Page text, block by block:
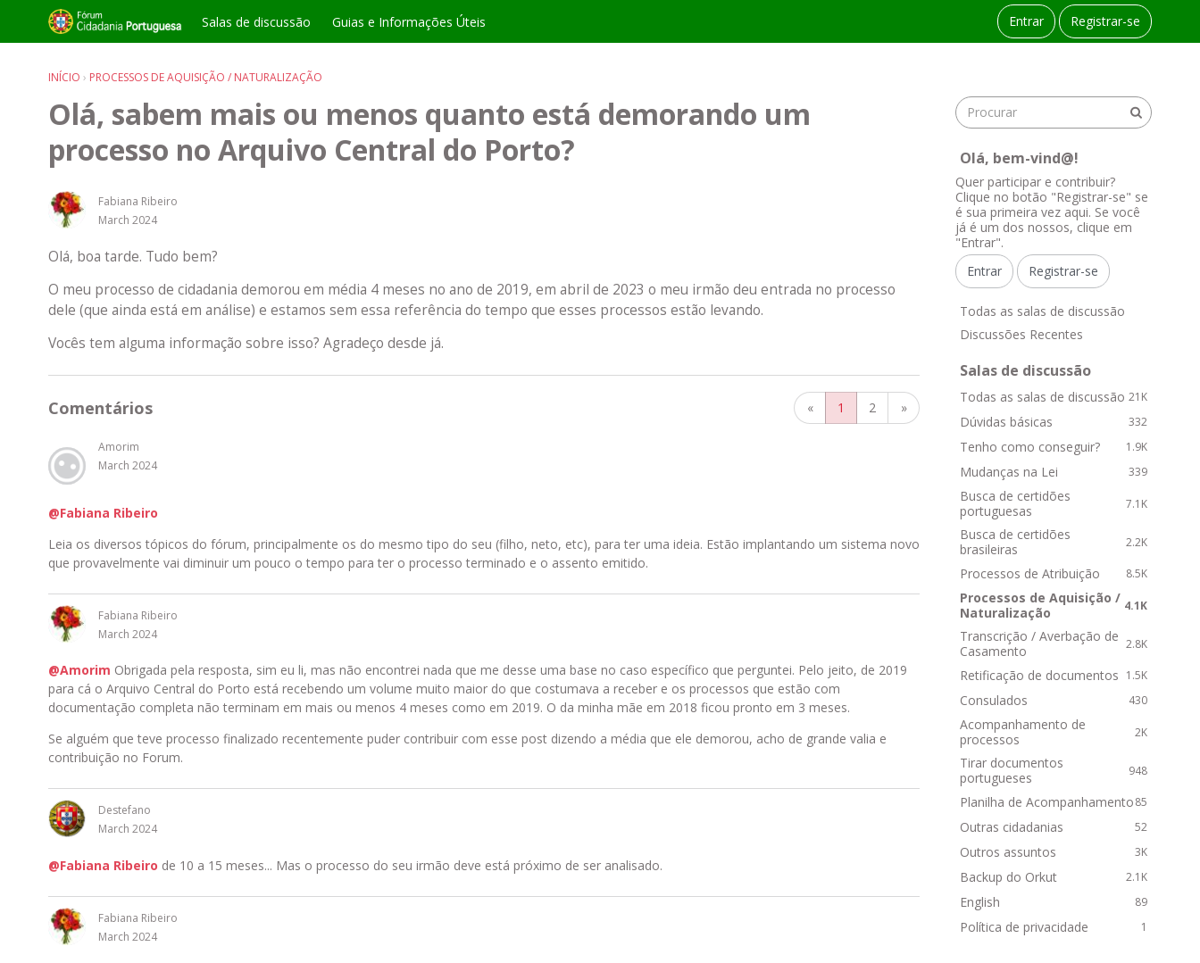
Salas de discussão Guias e Informações Úteis Entrar Registrar-se
INÍCIO › PROCESSOS DE AQUISIÇÃO / NATURALIZAÇÃO
Olá, sabem mais ou menos quanto está demorando um
processo no Arquivo Central do Porto?
Fabiana Ribeiro
March 2024
Olá, boa tarde. Tudo bem?
O meu processo de cidadania demorou em média 4 meses no ano de 2019, em abril de 2023 o meu irmão deu entrada no processo
dele (que ainda está em análise) e estamos sem essa referência do tempo que esses processos estão levando.
Vocês tem alguma informação sobre isso? Agradeço desde já.
« 1 2 »
Comentários
Amorim
March 2024
@Fabiana Ribeiro
Leia os diversos tópicos do fórum, principalmente os do mesmo tipo do seu (filho, neto, etc), para ter uma ideia. Estão implantando um sistema novo
que provavelmente vai diminuir um pouco o tempo para ter o processo terminado e o assento emitido.
Fabiana Ribeiro
March 2024
@Amorim Obrigada pela resposta, sim eu li, mas não encontrei nada que me desse uma base no caso específico que perguntei. Pelo jeito, de 2019
para cá o Arquivo Central do Porto está recebendo um volume muito maior do que costumava a receber e os processos que estão com
documentação completa não terminam em mais ou menos 4 meses como em 2019. O da minha mãe em 2018 ficou pronto em 3 meses.
Se alguém que teve processo finalizado recentemente puder contribuir com esse post dizendo a média que ele demorou, acho de grande valia e
contribuição no Forum.
Destefano
March 2024
@Fabiana Ribeiro de 10 a 15 meses... Mas o processo do seu irmão deve está próximo de ser analisado.
Fabiana Ribeiro
March 2024
Olá, bem-vind@!
Quer participar e contribuir?
Clique no botão "Registrar-se" se
é sua primeira vez aqui. Se você
já é um dos nossos, clique em
"Entrar".
Entrar
Registrar-se
L
k
R
á
p
o
s
Todas as salas de discussão
Discussões Recentes
Salas de discussão
21K
Todas as salas de discussão
332
Dúvidas básicas
1.9K
Tenho como conseguir?
339
Mudanças na Lei
7.1K
Busca de certidões
portuguesas
2.2K
Busca de certidões
brasileiras
8.5K
Processos de Atribuição
4.1K
Processos de Aquisição /
Naturalização
2.8K
Transcrição / Averbação de
Casamento
1.5K
Retificação de documentos
430
Consulados
2K
Acompanhamento de
processos
948
Tirar documentos
portugueses
85
Planilha de Acompanhamento
52
Outras cidadanias
3K
Outros assuntos
2.1K
Backup do Orkut
89
English
1
Política de privacidade